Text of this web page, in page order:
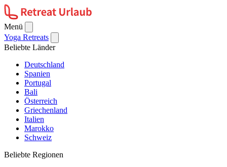
Menü
Yoga Retreats
Beliebte Länder
Deutschland
Spanien
Portugal
Bali
Österreich
Griechenland
Italien
Marokko
Schweiz
Beliebte Regionen